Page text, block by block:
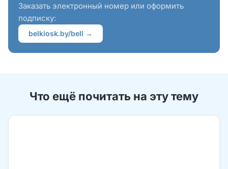
Заказать электронный номер или оформить
подписку:
belkiosk.by/bell →
Что ещё почитать на эту тему